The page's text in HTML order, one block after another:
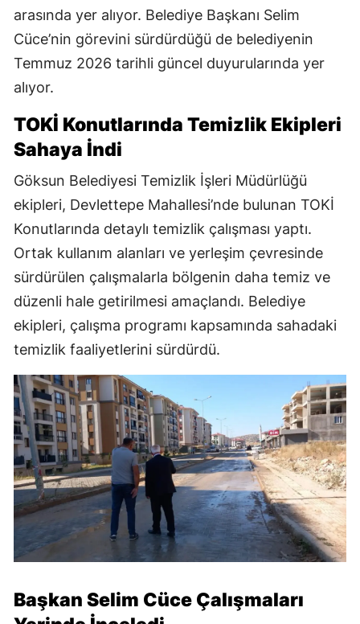
arasında yer alıyor. Belediye Başkanı Selim
Cüce’nin görevini sürdürdüğü de belediyenin
Temmuz 2026 tarihli güncel duyurularında yer
alıyor.
TOKİ Konutlarında Temizlik Ekipleri
Sahaya İndi
Göksun Belediyesi Temizlik İşleri Müdürlüğü
ekipleri, Devlettepe Mahallesi’nde bulunan TOKİ
Konutlarında detaylı temizlik çalışması yaptı.
Ortak kullanım alanları ve yerleşim çevresinde
sürdürülen çalışmalarla bölgenin daha temiz ve
düzenli hale getirilmesi amaçlandı. Belediye
ekipleri, çalışma programı kapsamında sahadaki
temizlik faaliyetlerini sürdürdü.
Başkan Selim Cüce Çalışmaları